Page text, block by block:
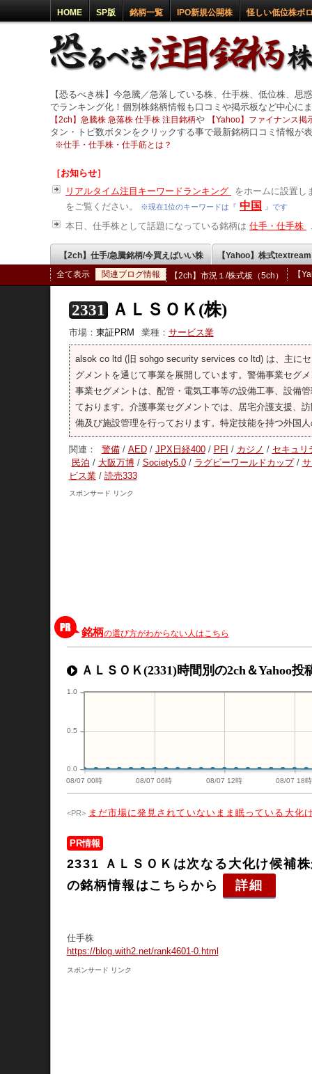
HOME SP版 銘柄一覧 IPO新規公開株 怪しい低位株ボ
【恐るべき株】今急騰／急落している株、仕手株、低位株、
でランキング化！個別株銘柄情報も口コミや掲示板など中心にま
【2ch】急騰株 急落株 仕手株 注目銘柄や 【Yahoo】ファイナンス掲
タン・トピ数ボタンをクリックする事で最新銘柄口コミ情報が
※仕手・仕手株・仕手筋とは？
［お知らせ］
リアルタイム注目キーワードランキング
をホームに設置し
をご覧ください。
※現在1位のキーワードは『 中国 』です
本日、仕手株として話題になっている銘柄は 仕手・仕手株
【2ch】仕手/急騰銘柄/今買えばいい株 【Yahoo】株式
全て表示 関連ブログ情報 【2ch】市況１/株式板（5ch） 【
2331 ＡＬＳＯＫ(株)
市場： 東証PRM 業種： サービス業
alsok co ltd (旧 sohgo security services co ltd) は、主に
グメントを通じて事業を展開しています。警備事業セグ
事業セグメントは、配管・電気工事等の設備工事、設備
ております。介護事業セグメントでは、居宅介護支援、
備及び施設管理を行っております。特定技能を持つ外国
関連： 警備 / AED / JPX日経400 / PFI / カジノ / セキュリ
民泊 / 大阪万博 / Society5.0 / ラグビーワールドカップ /
ビス業 / 読売333
スポンサード リンク
銘柄の選び方がわからない人はこちら
ＡＬＳＯＫ(2331)時間別の2ch＆Yahoo投
08/07 00時 08/07 06時 08/07 12時 08/07 18時
0.0
0.5
1.0
まだ市場に発見されていないまま眠っている大化
PR情報
2331 ＡＬＳＯＫは次なる大化け候補
の銘柄情報はこちらから
詳細
仕手株
https://blog.with2.net/rank4601-0.html
スポンサード リンク